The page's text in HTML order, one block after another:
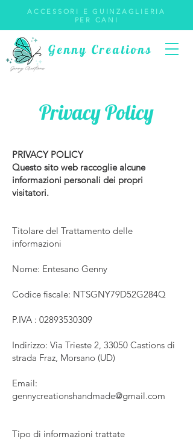
Genny Creations
ACCESSORI E GUINZAGLIERIA
PER CANI
Privacy Policy
PRIVACY POLICY
Questo sito web raccoglie alcune
informazioni personali dei propri
visitatori.
Titolare del Trattamento delle
informazioni
Nome: Entesano Genny
Codice fiscale: NTSGNY79D52G284Q
P.IVA : 02893530309
Indirizzo: Via Trieste 2, 33050 Castions di
strada Fraz, Morsano (UD)
Email:
gennycreationshandmade@gmail.com
Tipo di informazioni trattate